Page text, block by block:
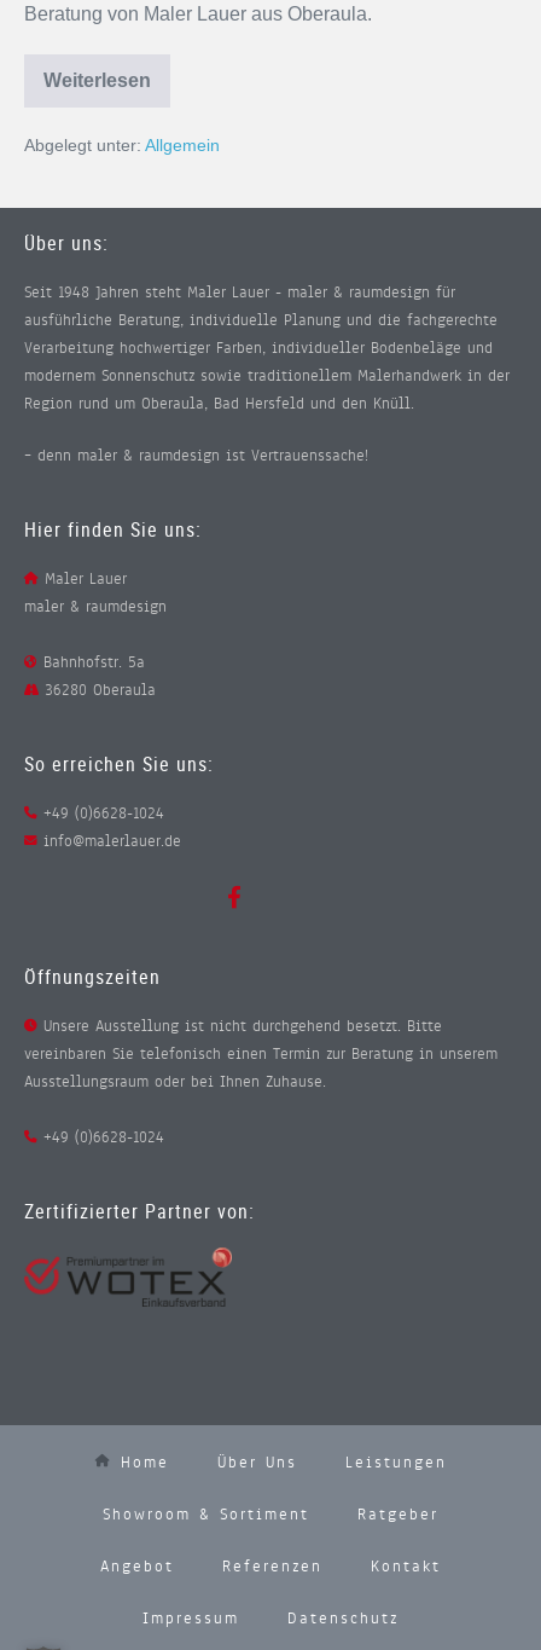
Beratung von Maler Lauer aus Oberaula.
Weiterlesen
Abgelegt unter: Allgemein
Über uns:
Seit 1948 Jahren steht Maler Lauer - maler & raumdesign für
ausführliche Beratung, individuelle Planung und die fachgerechte
Verarbeitung hochwertiger Farben, individueller Bodenbeläge und
modernem Sonnenschutz sowie traditionellem Malerhandwerk in der
Region rund um Oberaula, Bad Hersfeld und den Knüll.
– denn maler & raumdesign ist Vertrauenssache!
Hier finden Sie uns:
Maler Lauer
maler & raumdesign
Bahnhofstr. 5a
36280 Oberaula
So erreichen Sie uns:
+49 (0)6628-1024
info@malerlauer.de
Öffnungszeiten
Unsere Ausstellung ist nicht durchgehend besetzt. Bitte
vereinbaren Sie telefonisch einen Termin zur Beratung in unserem
Ausstellungsraum oder bei Ihnen Zuhause.
+49 (0)6628-1024
Zertifizierter Partner von:
Home Über Uns Leistungen
Showroom & Sortiment Ratgeber
Angebot Referenzen Kontakt
Impressum Datenschutz